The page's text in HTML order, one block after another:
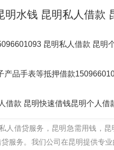
水钱 昆明私人借款
昆明私人借款 昆明
产品手表等抵押借款
借款 昆明快速借钱昆明个人
明企业大额低息空放
人借贷服务，昆明急需用钱，
服务。我们公司在昆明提供专